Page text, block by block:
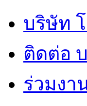
บริษัท
ติดต่อ
ร่วมงา